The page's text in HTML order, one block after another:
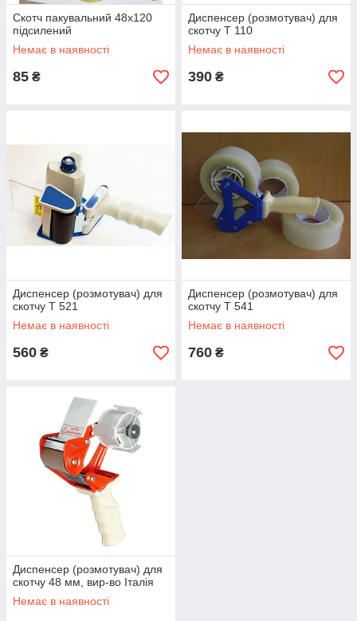
Скотч пакувальний 48х120
підсилений
Немає в наявності
85 ₴
Диспенсер (розмотувач) для
скотчу T 110
Немає в наявності
390 ₴
Диспенсер (розмотувач) для
скотчу T 521
Немає в наявності
560 ₴
Диспенсер (розмотувач) для
скотчу T 541
Немає в наявності
760 ₴
Диспенсер (розмотувач) для
скотчу 48 мм, вир-во Італія
Немає в наявності